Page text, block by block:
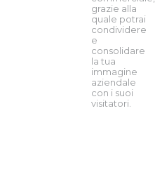
grazie alla
quale potrai
condividere
e
consolidare
la tua
immagine
aziendale
con i suoi
visitatori.